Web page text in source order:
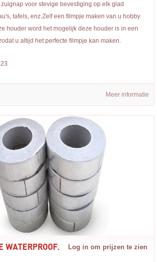
voor stevige bevestiging op elk glad
tafels, enz.Zelf een filmpje maken van u hobby
houder word het mogelijk deze houder is in een
u altijd het perfecte filmpje kan maken.
Meer informatie
WATERPROOF. Log in om prijzen te zien